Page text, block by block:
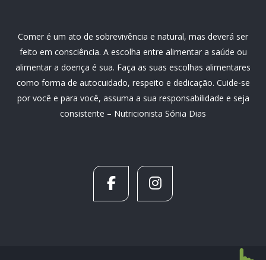
Comer é um ato de sobrevivência e natural, mas deverá ser
feito em consciência. A escolha entre alimentar a saúde ou
alimentar a doença é sua. Faça as suas escolhas alimentares
como forma de autocuidado, respeito e dedicação. Cuide-se
por você e para você, assuma a sua responsabilidade e seja
consistente – Nutricionista Sónia Dias